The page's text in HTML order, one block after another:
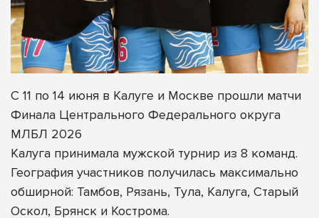
С 11 по 14 июня в Калуге и Москве прошли матчи
Финала Центрального Федерального округа
МЛБЛ 2026
Калуга принимала мужской турнир из 8 команд.
География участников получилась максимально
обширной: Тамбов, Рязань, Тула, Калуга, Старый
Оскол, Брянск и Кострома.